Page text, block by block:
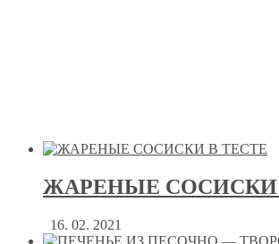
ЖАРЕНЫЕ СОСИСКИ
16. 02. 2021